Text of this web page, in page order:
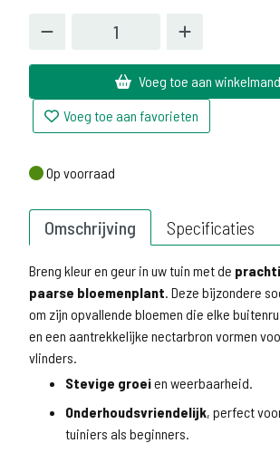
Voeg toe aan
Voeg toe aan favorieten
Op voorraad
Op voorraad
Omschrijving Specificaties
Breng kleur en geur in uw tuin met de
paarse bloemenplant. Deze bijzondere
om zijn opvallende bloemen die elke
en een aantrekkelijke nectarbron vormen
vlinders.
Stevige groeien weerbaarheid.
Onderhoudsvriendelijk, perfect
tuiniers als beginners.